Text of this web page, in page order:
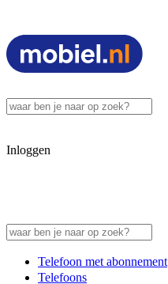
Inloggen
Telefoon met abonnement
Telefoons